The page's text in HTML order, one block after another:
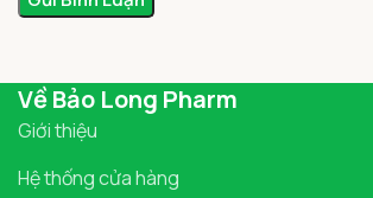
Về Bảo Long Pharm
Giới thiệu
Hệ thống cửa hàng